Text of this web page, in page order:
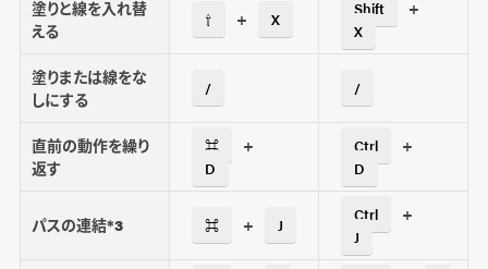
塗りと線を入れ替
える
⇧ + X
Shift +
X
塗りまたは線をな
しにする
/ /
直前の動作を繰り
返す
⌘ +
D
Ctrl +
D
パスの連結*3 ⌘ + J
Ctrl +
J